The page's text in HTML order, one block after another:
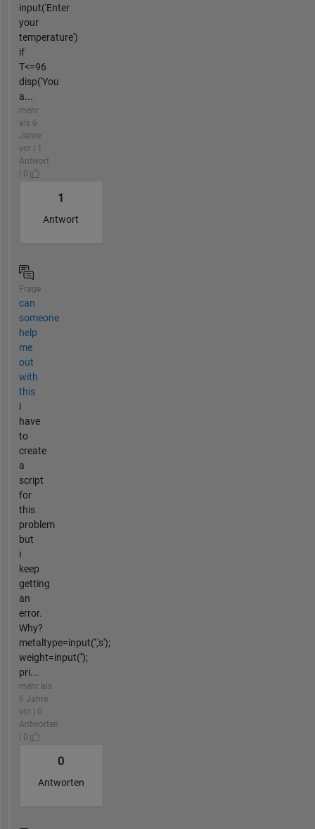
input('Enter
your
temperature')
if
T<=96
disp('You
a...
mehr
als 6
Jahre
vor | 1
Antwort
| 0
1
Antwort
Frage
can
someone
help
me
out
with
this
i
have
to
create
a
script
for
this
problem
but
i
keep
getting
an
error.
Why?
metaltype=input('','s');
weight=input('');
pri...
mehr als
6 Jahre
vor | 0
Antworten
| 0
0
Antworten